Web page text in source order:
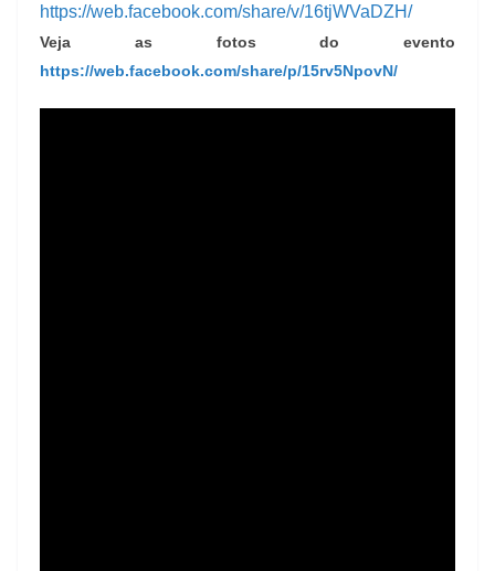
https://web.facebook.com/share/v/16tjWVaDZH/
Veja as fotos do evento
https://web.facebook.com/share/p/15rv5NpovN/